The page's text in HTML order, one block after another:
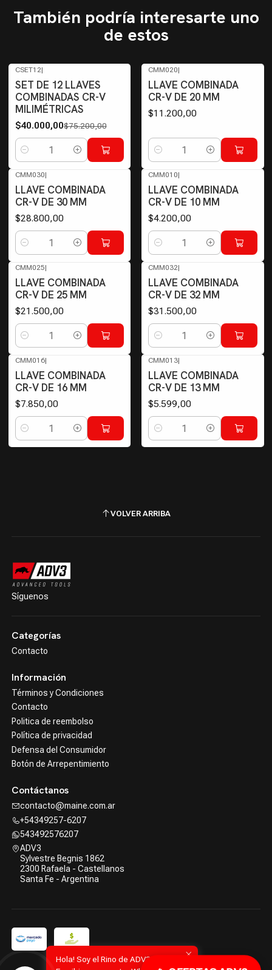
También podría interesarte uno
de estos
-47%OFF
CSET12|
SET DE 12 LLAVES
COMBINADAS CR-V
MILIMÉTRICAS
$40.000,00$75.200,00
Cantidad
CMM020|
LLAVE COMBINADA
CR-V DE 20 MM
$11.200,00
Cantidad
CMM030|
LLAVE COMBINADA
CR-V DE 30 MM
$28.800,00
Cantidad
CMM010|
LLAVE COMBINADA
CR-V DE 10 MM
$4.200,00
Cantidad
CMM025|
LLAVE COMBINADA
CR-V DE 25 MM
$21.500,00
Cantidad
CMM032|
LLAVE COMBINADA
CR-V DE 32 MM
$31.500,00
Cantidad
CMM016|
LLAVE COMBINADA
CR-V DE 16 MM
$7.850,00
Cantidad
CMM013|
LLAVE COMBINADA
CR-V DE 13 MM
$5.599,00
Cantidad
VOLVER ARRIBA
Síguenos
Categorías
Contacto
Información
Términos y Condiciones
Contacto
Politica de reembolso
Política de privacidad
Defensa del Consumidor
Botón de Arrepentimiento
Contáctanos
contacto@maine.com.ar
+54349257-6207
543492576207
ADV3
Sylvestre Begnis 1862
2300 Rafaela - Castellanos
Santa Fe - Argentina
Hola! Soy el Rino de ADV3.